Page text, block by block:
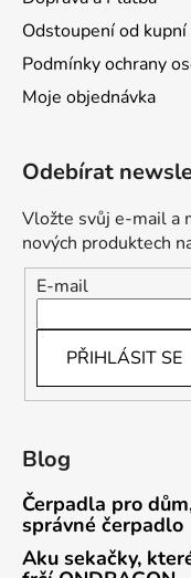
Odstoupení od
Podmínky ochrany
Moje objednávka
Odebírat
Vložte svůj e-mail a
nových produktech
E-mail
PŘIHLÁSIT SE
Blog
Čerpadla pro
správné čerpadlo
Aku sekačky,